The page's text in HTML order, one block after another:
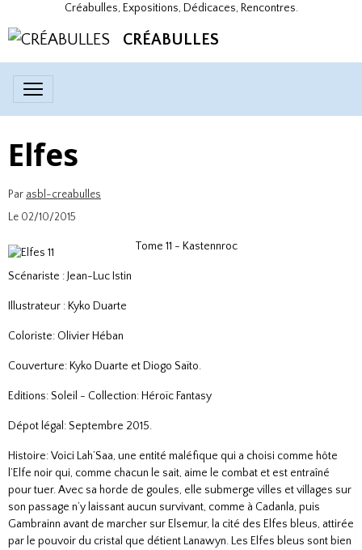
Créabulles, Expositions, Dédicaces, Rencontres.
CRÉABULLES
Elfes
Par asbl-creabulles
Le 02/10/2015
Tome 11 - Kastennroc
Scénariste : Jean-Luc Istin
Illustrateur : Kyko Duarte
Coloriste: Olivier Héban
Couverture: Kyko Duarte et Diogo Saïto.
Editions: Soleil - Collection: Héroïc Fantasy
Dépot légal: Septembre 2015.
Histoire: Voici Lah’Saa, une entité maléfique qui a choisi comme hôte
l’Elfe noir qui, comme chacun le sait, aime le combat et est entraîné
pour tuer. Avec sa horde de goules, elle submerge villes et villages sur
son passage n’y laissant aucun survivant, comme à Cadanla, puis
Gambrainn avant de marcher sur Elsemur, la cité des Elfes bleus, attirée
par le pouvoir du cristal que détient Lanawyn. Les Elfes bleus sont bien